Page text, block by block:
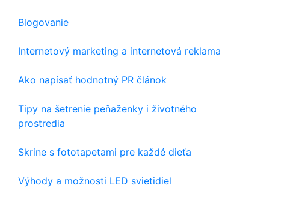
Blogovanie
Internetový marketing a internetová reklama
Ako napísať hodnotný PR článok
Tipy na šetrenie peňaženky i životného
prostredia
Skrine s fototapetami pre každé dieťa
Výhody a možnosti LED svietidiel